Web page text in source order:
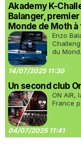
Akademy K-
Balanger,
Monde de Moth à
Enzo
du
14/07/2025 11:30
Un second club
ON AIR,
France
04/07/2025 11:41